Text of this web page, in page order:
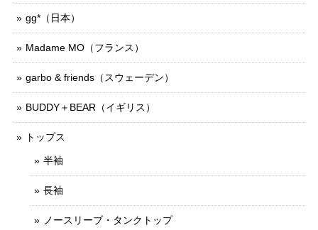
gg*（日本）
Madame MO（フランス）
garbo & friends（スウェーデン）
BUDDY＋BEAR（イギリス）
トップス
半袖
長袖
ノースリーブ・タンクトップ